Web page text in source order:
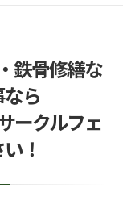
のポイント
順を解説
鉄骨修繕な
ら
ークルフェ
！